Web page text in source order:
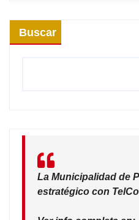
Buscar
La Municipalidad de
estratégico con